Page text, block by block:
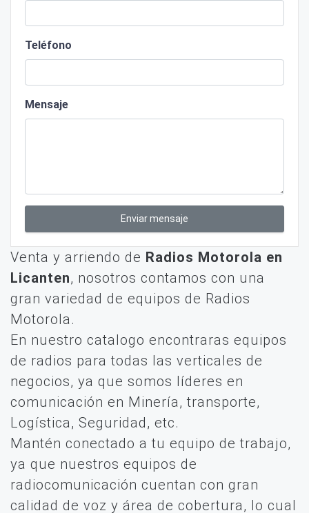
Teléfono
Mensaje
Enviar mensaje
Venta y arriendo de Radios Motorola en
Licanten, nosotros contamos con una
gran variedad de equipos de Radios
Motorola.
En nuestro catalogo encontraras equipos
de radios para todas las verticales de
negocios, ya que somos líderes en
comunicación en Minería, transporte,
Logística, Seguridad, etc.
Mantén conectado a tu equipo de trabajo,
ya que nuestros equipos de
radiocomunicación cuentan con gran
calidad de voz y área de cobertura, lo cual